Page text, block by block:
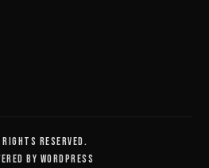
rights reserved.
by WordPress